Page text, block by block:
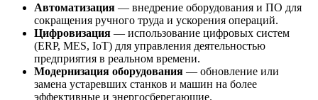
Автоматизация — внедрение оборудования и ПО для
сокращения ручного труда и ускорения операций.
Цифровизация — использование цифровых систем
(ERP, MES, IoT) для управления деятельностью
предприятия в реальном времени.
Модернизация оборудования — обновление или
замена устаревших станков и машин на более
эффективные и энергосберегающие.